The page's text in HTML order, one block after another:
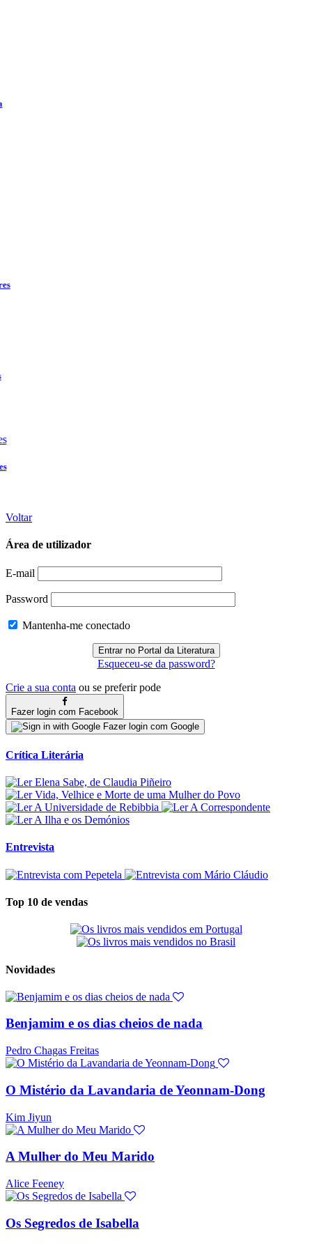
Voltar
Área de utilizador
E-mail
Password
Mantenha-me conectado
Esqueceu-se da password?
Crie a sua conta ou se preferir pode
Fazer login com Facebook
Fazer login com Google
Crítica Literária
Entrevista
Top 10 de vendas
Novidades
Benjamim e os dias cheios de nada
Pedro Chagas Freitas
O Mistério da Lavandaria de Yeonnam-Dong
Kim Jiyun
A Mulher do Meu Marido
Alice Feeney
Os Segredos de Isabella